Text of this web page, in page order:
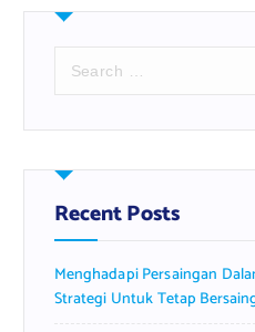
r
h
f
o
:
Recent Posts
Menghadapi Persaingan
Strategi Untuk Tetap